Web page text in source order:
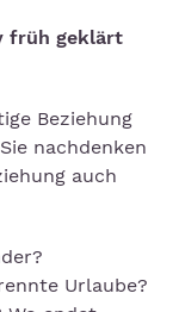
früh geklärt
Beziehung
nachdenken
auch
Urlaube?